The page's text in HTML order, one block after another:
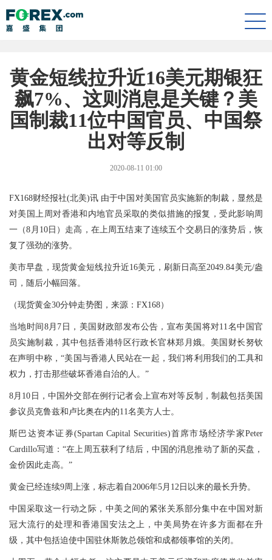
黄金短线拉升近16美元期银狂
飙7%、这则消息是关键？美
国制裁11位中国官员、中国祭
出对等反制
2020-08-11 01:00
FX168财经报社(北美)讯 由于中国对美国官员实施新的制裁，显然是
对美国上周对香港和内地官员采取的类似措施的报复，受此影响周
一（8月10日）走高，在上周五结束了连续五个交易日的涨势后，恢
复了强劲的涨势。
美市早盘，现货黄金短线拉升近16美元，刷新日高至2049.84美元/盎
司，随后小幅回落。
（现货黄金30分钟走势图，来源：FX168）
当地时间8月7日，美国财政部发布公告，宣布美国将对11名中国官
员实施制裁，其中包括香港特区行政长官林郑月娥。美国财长努钦
在声明中称，“美国与香港人民站在一起，我们将利用我们的工具和
权力，打击那些破坏香港自治的人。”
8月10日，中国外交部在例行记者会上宣布对等反制，制裁包括美国
参议员克鲁兹和卢比奥在内的11名美方人士。
斯巴达资本证券(Spartan Capital Securities)首席市场经济学家Peter
Cardillo写道：“在上周五获利了结后，中国的消息推动了新的买盘，
金价因此走高。”
黄金已经连续9周上涨，标志着自2006年5月12日以来的最长升势。
中国采取这一行动之际，中美之间的紧张关系部分集中在中国对新
冠大流行的处理和香港国安法之上，中美局势在许多方面都在升
级，其中包括迫使中国驻休斯敦总领馆和成都领事馆的关闭。